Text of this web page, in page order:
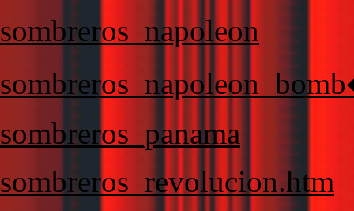
sombreros_napoleon
sombreros_panama
sombreros_revolucion.htm